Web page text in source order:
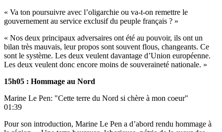
« Va ton poursuivre avec l’oligarchie ou va-t-on remettre le
gouvernement au service exclusif du peuple français ? »
« Nos deux principaux adversaires ont été au pouvoir, ils ont un
bilan très mauvais, leur propos sont souvent flous, changeants. Ce
sont le système. Les deux veulent davantage d’Union européenne.
Les deux veulent donc encore moins de souveraineté nationale. »
15h05 : Hommage au Nord
Marine Le Pen: "Cette terre du Nord si chère à mon coeur"
01:39
Pour son introduction, Marine Le Pen a d’abord rendu hommage à